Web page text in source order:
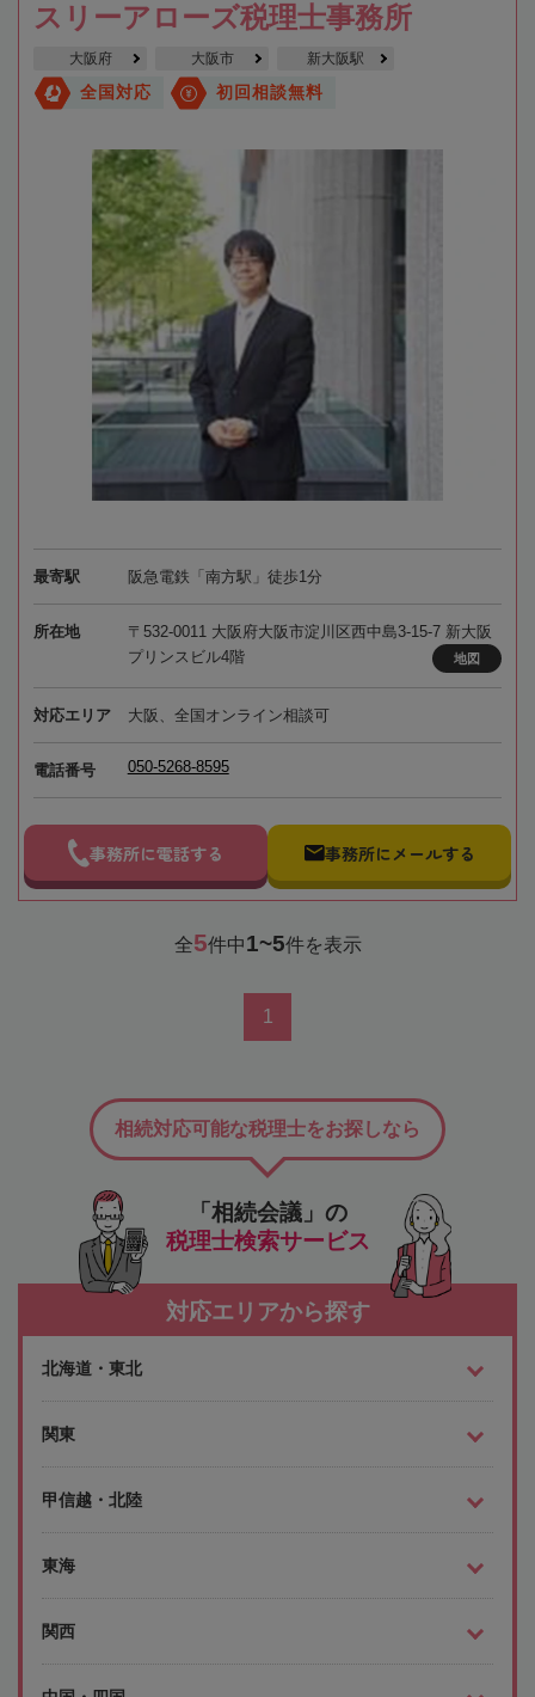
スリーアローズ税理士事務所
大阪府 大阪市 新大阪駅
全国対応 初回相談無料
最寄駅 阪急電鉄「南方駅」徒歩1分
所在地
〒532-0011 大阪府大阪市淀川区西中島3-15-7 新大阪
プリンスビル4階
地図
対応エリア 大阪、全国オンライン相談可
電話番号 050-5268-8595
事務所に電話する 事務所にメールする
全5件中1~5件を表示
1
「相続会議」の
税理士検索サービス
相続対応可能な税理士をお探しなら
対応エリアから探す
北海道・東北
関東
甲信越・北陸
東海
関西